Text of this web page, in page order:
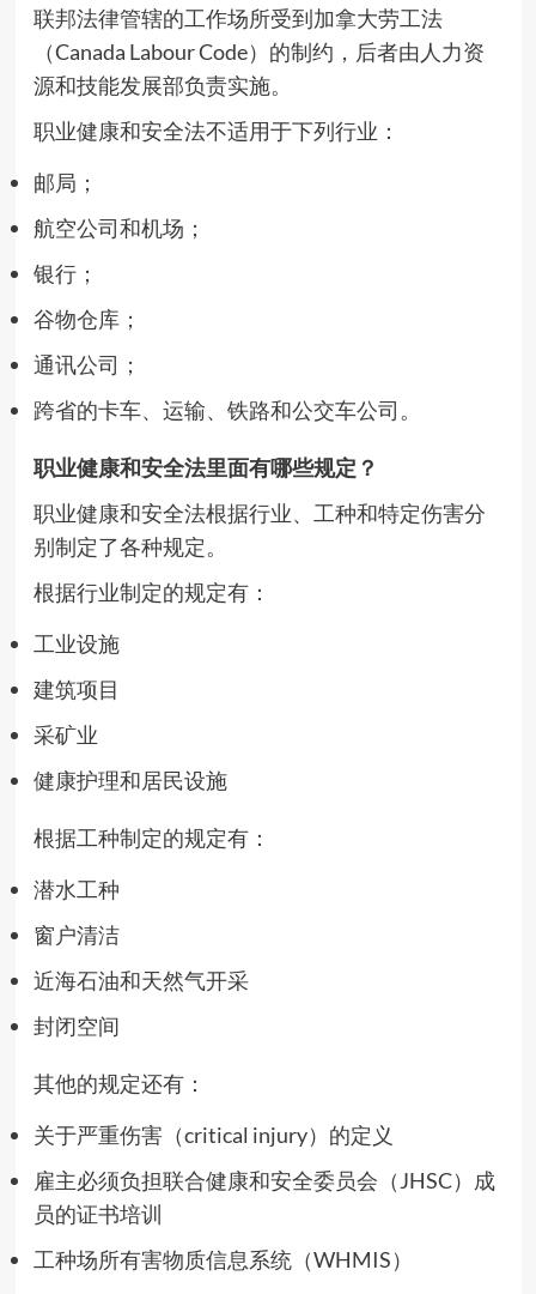
联邦法律管辖的工作场所受到加拿大劳工法
（Canada Labour Code）的制约，后者由人力资
源和技能发展部负责实施。
职业健康和安全法不适用于下列行业：
邮局；
航空公司和机场；
银行；
谷物仓库；
通讯公司；
跨省的卡车、运输、铁路和公交车公司。
职业健康和安全法里面有哪些规定？
职业健康和安全法根据行业、工种和特定伤害分
别制定了各种规定。
根据行业制定的规定有：
工业设施
建筑项目
采矿业
健康护理和居民设施
根据工种制定的规定有：
潜水工种
窗户清洁
近海石油和天然气开采
封闭空间
其他的规定还有：
关于严重伤害（critical injury）的定义
雇主必须负担联合健康和安全委员会（JHSC）成
员的证书培训
工种场所有害物质信息系统（WHMIS）